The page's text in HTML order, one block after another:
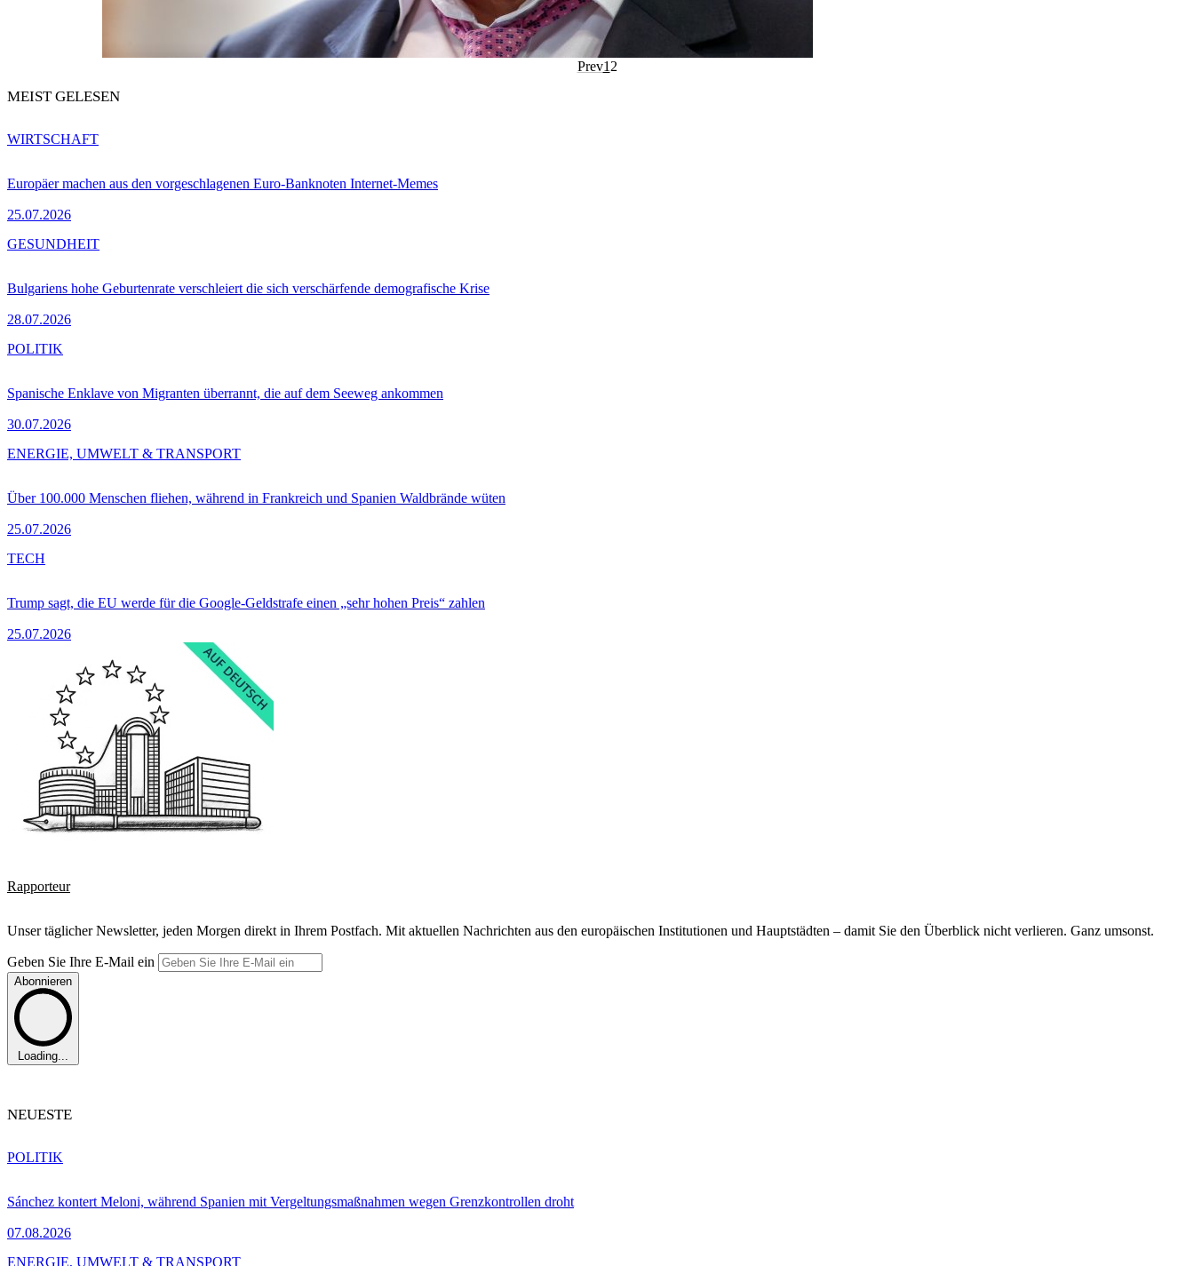
Prev1 2
MEIST GELESEN
Europäer machen aus den vorgeschlagenen Euro-Banknoten Internet-Memes
25.07.2026
WIRTSCHAFT
Bulgariens hohe Geburtenrate verschleiert die sich verschärfende demografische Krise
28.07.2026
GESUNDHEIT
Spanische Enklave von Migranten überrannt, die auf dem Seeweg ankommen
30.07.2026
POLITIK
Über 100.000 Menschen fliehen, während in Frankreich und Spanien Waldbrände wüten
25.07.2026
ENERGIE, UMWELT & TRANSPORT
Trump sagt, die EU werde für die Google-Geldstrafe einen „sehr hohen Preis“ zahlen
25.07.2026
TECH
Rapporteur
Unser täglicher Newsletter, jeden Morgen direkt in Ihrem Postfach. Mit aktuellen Nachrichten aus den europäischen Institutionen und Hauptstädten – damit Sie den Überblick nicht verlieren. Ganz umsonst.
Geben Sie Ihre E-Mail ein
Abonnieren
Loading...
NEUESTE
Sánchez kontert Meloni, während Spanien mit Vergeltungsmaßnahmen wegen Grenzkontrollen droht
07.08.2026
POLITIK
ENERGIE, UMWELT & TRANSPORT